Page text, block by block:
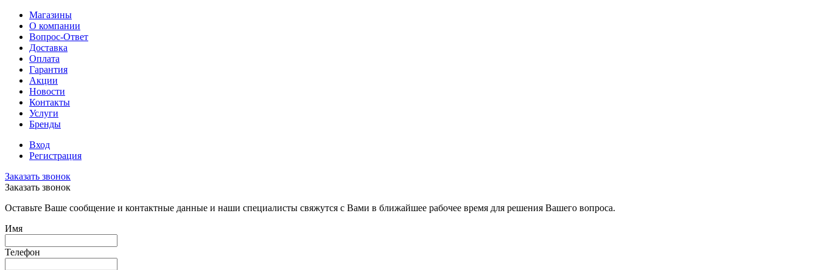
Магазины
О компании
Вопрос-Ответ
Доставка
Оплата
Гарантия
Акции
Новости
Контакты
Услуги
Бренды
Вход
Регистрация
Заказать звонок
Заказать звонок
Оставьте Ваше сообщение и контактные данные и наши специалисты свяжутся с Вами в ближайшее рабочее время для решения Вашего вопроса.
Имя
Телефон